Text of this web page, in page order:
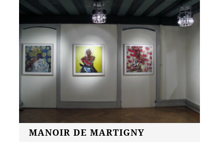
MANOIR DE MARTIGNY